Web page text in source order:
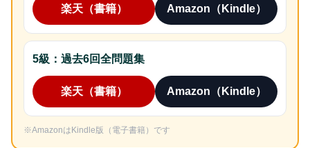
楽天（書籍） Amazon（Kindle）
5級：過去6回全問題集
楽天（書籍） Amazon（Kindle）
※AmazonはKindle版（電子書籍）です